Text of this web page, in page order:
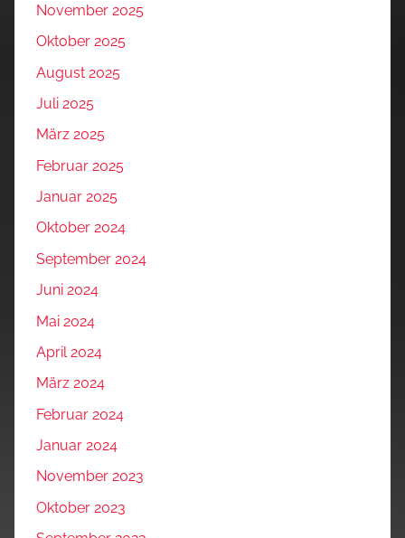
November 2025
Oktober 2025
August 2025
Juli 2025
März 2025
Februar 2025
Januar 2025
Oktober 2024
September 2024
Juni 2024
Mai 2024
April 2024
März 2024
Februar 2024
Januar 2024
November 2023
Oktober 2023